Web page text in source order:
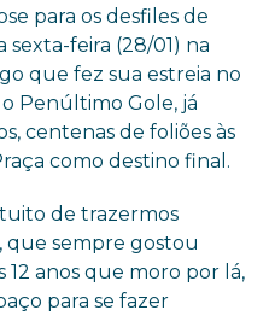
para os desfiles de
sexta-feira (28/01) na
que fez sua estreia no
Penúltimo Gole, já
centenas de foliões às
como destino final.
de trazermos
que sempre gostou
12 anos que moro por lá,
para se fazer